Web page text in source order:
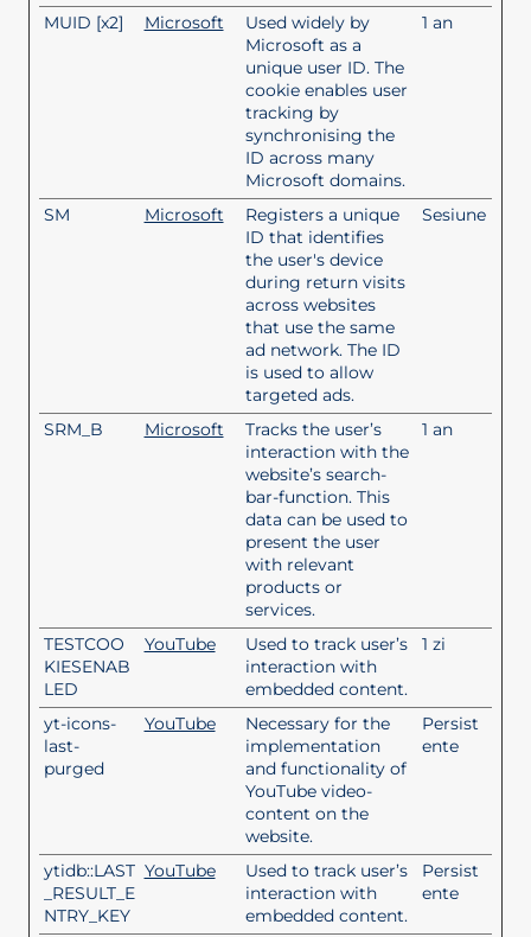
MUID [x2] Microsoft
Used widely by
Microsoft as a
unique user ID. The
cookie enables user
tracking by
synchronising the
ID across many
Microsoft domains.
1 an
SM Microsoft
Registers a unique
ID that identifies
the user's device
during return visits
across websites
that use the same
ad network. The ID
is used to allow
targeted ads.
Sesiune
SRM_B Microsoft
Tracks the user’s
interaction with the
website’s search-
bar-function. This
data can be used to
present the user
with relevant
products or
services.
1 an
TESTCOO
KIESENAB
LED
YouTube
Used to track user’s
interaction with
embedded content.
1 zi
yt-icons-
last-
purged
YouTube
Necessary for the
implementation
and functionality of
YouTube video-
content on the
website.
Persist
ente
ytidb::LAST
_RESULT_E
NTRY_KEY
YouTube
Used to track user’s
interaction with
embedded content.
Persist
ente